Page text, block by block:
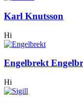
Karl Knutsson
Hi
Engelbrekt
Hi